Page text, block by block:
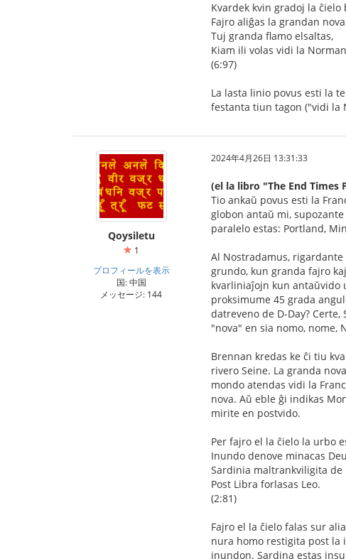
Kvardek kvin gradoj la ĉielo
Fajro aliĝas la grandan
Tuj granda flamo elsaltas,
Kiam ili volas vidi la
(6:97)
La lasta linio povus esti la
festanta tiun tagon ("vidi la
Qoysiletu
1
プロフィールを表示
国: 中国
メッセージ: 144
2024年4月26日 13:31:33
(el la libro "The End Times
Tio ankaŭ povus esti la
globon antaŭ mi,
paralelo estas: Portland,
Al Nostradamus,
grundo, kun granda fajro
kvarliniaĵojn kun antaŭvido
proksimume 45 grada
datreveno de D-Day?
"nova" en sia nomo, nome,
Brennan kredas ke ĉi tiu
rivero Seine. La granda
mondo atendas vidi la
nova. Aŭ eble ĝi indikas
mirite en postvido.
Per fajro el la ĉielo la urbo
Inundo denove minacas
Sardinia maltrankviligita de
Post Libra forlasas Leo.
(2:81)
Fajro el la ĉielo falas sur
nura homo restigita post la
inundon. Sardina estas